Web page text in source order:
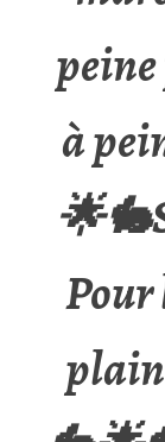
à
Pour